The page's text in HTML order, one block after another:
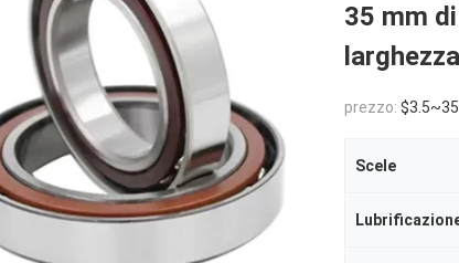
35 mm
larghezza
prezzo:
Scele